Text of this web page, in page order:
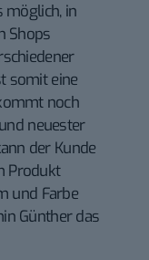
möglich, in
Shops
somit eine
noch
neuester
der Kunde
Produkt
und Farbe
Günther das